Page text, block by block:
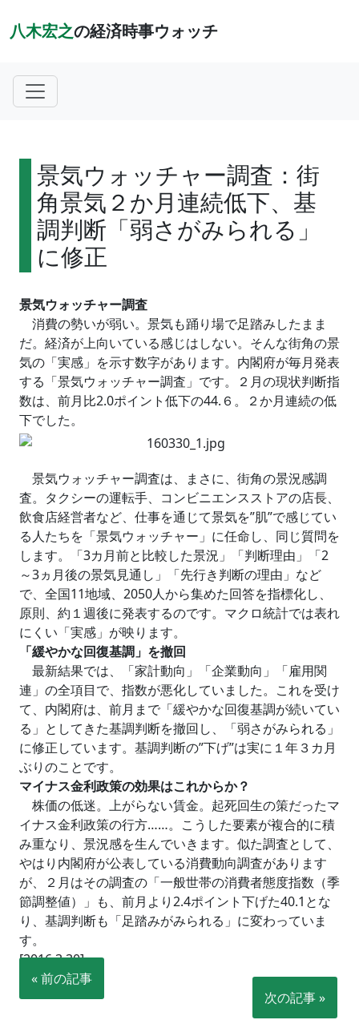
八木宏之の経済時事ウォッチ
景気ウォッチャー調査：街
角景気２か月連続低下、基
調判断「弱さがみられる」
に修正
景気ウォッチャー調査
消費の勢いが弱い。景気も踊り場で足踏みしたまま
だ。経済が上向いている感じはしない。そんな街角の景
気の「実感」を示す数字があります。内閣府が毎月発表
する「景気ウォッチャー調査」です。２月の現状判断指
数は、前月比2.0ポイント低下の44.６。２か月連続の低
下でした。
景気ウォッチャー調査は、まさに、街角の景況感調
査。タクシーの運転手、コンビニエンスストアの店長、
飲食店経営者など、仕事を通じて景気を”肌”で感じてい
る人たちを「景気ウォッチャー」に任命し、同じ質問を
します。「3カ月前と比較した景況」「判断理由」「2
～3ヵ月後の景気見通し」「先行き判断の理由」など
で、全国11地域、2050人から集めた回答を指標化し、
原則、約１週後に発表するのです。マクロ統計では表れ
にくい「実感」が映ります。
「緩やかな回復基調」を撤回
最新結果では、「家計動向」「企業動向」「雇用関
連」の全項目で、指数が悪化していました。これを受け
て、内閣府は、前月まで「緩やかな回復基調が続いてい
る」としてきた基調判断を撤回し、「弱さがみられる」
に修正しています。基調判断の”下げ”は実に１年３カ月
ぶりのことです。
マイナス金利政策の効果はこれからか？
株価の低迷。上がらない賃金。起死回生の策だったマ
イナス金利政策の行方……。こうした要素が複合的に積
み重なり、景況感を生んでいきます。似た調査として、
やはり内閣府が公表している消費動向調査があります
が、２月はその調査の「一般世帯の消費者態度指数（季
節調整値）」も、前月より2.4ポイント下げた40.1とな
り、基調判断も「足踏みがみられる」に変わっていま
す。
[2016.3.30]
« 前の記事
次の記事 »